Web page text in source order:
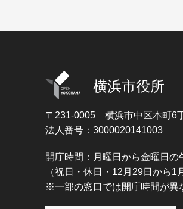
横浜市役所
〒231-0005 横浜市中区本町6
法人番号：3000020141003
開庁時間：月曜日から金曜日
（祝日・休日・12月29日から1
※一部の窓口では開庁時間が異